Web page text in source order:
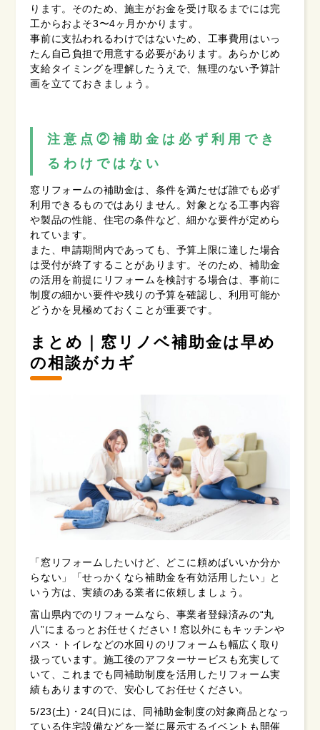
ります。そのため、施主がお金を受け取るまでには完
工からおよそ3〜4ヶ月かかります。
事前に支払われるわけではないため、工事費用はいっ
たん自己負担で用意する必要があります。あらかじめ
支給タイミングを理解したうえで、無理のない予算計
画を立てておきましょう。
注意点②補助金は必ず利用でき
るわけではない
窓リフォームの補助金は、条件を満たせば誰でも必ず
利用できるものではありません。対象となる工事内容
や製品の性能、住宅の条件など、細かな要件が定めら
れています。
また、申請期間内であっても、予算上限に達した場合
は受付が終了することがあります。そのため、補助金
の活用を前提にリフォームを検討する場合は、事前に
制度の細かい要件や残りの予算を確認し、利用可能か
どうかを見極めておくことが重要です。
まとめ｜窓リノベ補助金は早め
の相談がカギ
「窓リフォームしたいけど、どこに頼めばいいか分か
らない」「せっかくなら補助金を有効活用したい」と
いう方は、実績のある業者に依頼しましょう。
富山県内でのリフォームなら、事業者登録済みの“丸
八”にまるっとお任せください！窓以外にもキッチンや
バス・トイレなどの水回りのリフォームも幅広く取り
扱っています。施工後のアフターサービスも充実して
いて、これまでも同補助制度を活用したリフォーム実
績もありますので、安心してお任せください。
5/23(土)・24(日)には、同補助金制度の対象商品となっ
ている住宅設備などを一挙に展示するイベントも開催